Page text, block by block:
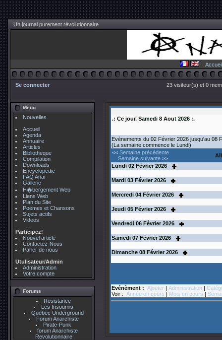
Un journal purement révolutionnaire
Accueil
Se connecter 23 visiteur(s) et 0
Menu
Nouvelles
Accueil
Agenda
Annuaire
Articles
Bibliotheque
Compilation
Downloads
Encyclopedie
FAQ Anar
Gallerie
H�bergement Web
Liens Web
Plan du Site
Poemes et Chansons
Sujets actifs
Videos
Participez!
Nouvel article
Contactez-Nous
Parler de nous
Utulisateur/Admin
Administration
Votre compte
Forums
Resistance
Les Insoumis
Quebec Underground
Forum Anarchiste
Pirate-Punk
forum Anarchiste
Revolutionnaire
.: Ce jour, Samedi 8 Aout 2026 :.
Evènements du 02 Février 2026 jusqu'au 08
(La semaine commence le Lundi)
<< Semaine précédente
Semaine suivante >>
Lundi 02 Février 2026
Mardi 03 Février 2026
Mercredi 04 Février 2026
Jeudi 05 Février 2026
Vendredi 06 Février 2026
Samedi 07 Février 2026
Dimanche 08 Février 2026
Evénèment : Ajouter | Administration |
Voir : Année en cours | Mois en cours |